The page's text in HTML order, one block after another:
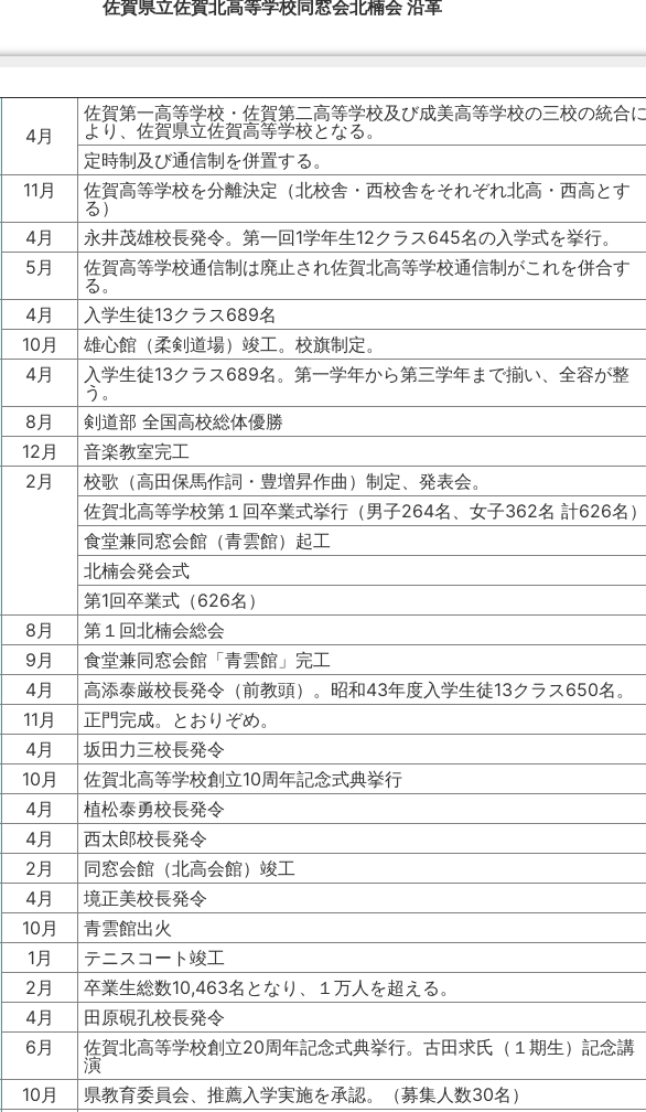
佐賀県立佐賀北高等学校同窓会北楠会 沿革
4月
佐賀第一高等学校・佐賀第二高等学校及び成美高等学校の三校の統合に
より、佐賀県立佐賀高等学校となる。
定時制及び通信制を併置する。
11月
佐賀高等学校を分離決定（北校舎・西校舎をそれぞれ北高・西高とす
る）
4月
永井茂雄校長発令。第一回1学年生12クラス645名の入学式を挙行。
5月
佐賀高等学校通信制は廃止され佐賀北高等学校通信制がこれを併合す
る。
4月
入学生徒13クラス689名
10月
雄心館（柔剣道場）竣工。校旗制定。
4月
入学生徒13クラス689名。第一学年から第三学年まで揃い、全容が整
う。
8月
剣道部 全国高校総体優勝
12月
音楽教室完工
2月
校歌（高田保馬作詞・豊増昇作曲）制定、発表会。
佐賀北高等学校第１回卒業式挙行（男子264名、女子362名 計626名）
食堂兼同窓会館（青雲館）起工
北楠会発会式
第1回卒業式（626名）
8月
第１回北楠会総会
9月
食堂兼同窓会館「青雲館」完工
4月
高添泰厳校長発令（前教頭）。昭和43年度入学生徒13クラス650名。
11月
正門完成。とおりぞめ。
4月
坂田力三校長発令
10月
佐賀北高等学校創立10周年記念式典挙行
4月
植松泰勇校長発令
4月
西太郎校長発令
2月
同窓会館（北高会館）竣工
4月
境正美校長発令
10月
青雲館出火
1月
テニスコート竣工
2月
卒業生総数10,463名となり、１万人を超える。
4月
田原硯孔校長発令
6月
佐賀北高等学校創立20周年記念式典挙行。古田求氏（１期生）記念講
演
10月
県教育委員会、推薦入学実施を承認。（募集人数30名）